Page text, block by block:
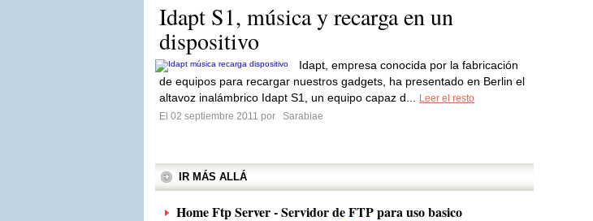
Idapt S1, música y recarga en un
dispositivo
Idapt, empresa conocida por la fabricación
de equipos para recargar nuestros gadgets, ha presentado en Berlin el
altavoz inalámbrico Idapt S1, un equipo capaz d...
Leer el resto
El 02 septiembre 2011 por
Sarabiae
IR MÁS ALLÁ
Home Ftp Server - Servidor de FTP para uso basico